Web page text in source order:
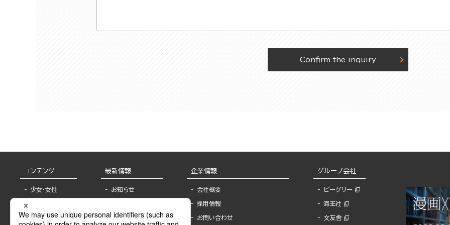
Confirm the inquiry
コンテンツ
少女・女性
BL
最新情報
お知らせ
報
企業情報
会社概要
採用情報
お問い合わせ
グループ会社
ビーグリー
海王社
文友舎